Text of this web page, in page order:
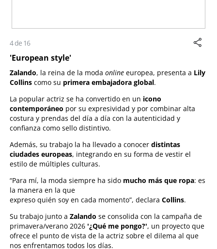
4 de 16
'European style'
Zalando, la reina de la moda online europea, presenta a Lily
Collins como su primera embajadora global.
La popular actriz se ha convertido en un icono
contemporáneo por su expresividad y por combinar alta
costura y prendas del día a día con la autenticidad y
confianza como sello distintivo.
Además, su trabajo la ha llevado a conocer distintas
ciudades europeas, integrando en su forma de vestir el
estilo de múltiples culturas.
“Para mí, la moda siempre ha sido mucho más que ropa: es
la manera en la que
expreso quién soy en cada momento”, declara Collins.
Su trabajo junto a Zalando se consolida con la campaña de
primavera/verano 2026 '¿Qué me pongo?', un proyecto que
ofrece el punto de vista de la actriz sobre el dilema al que
nos enfrentamos todos los días.